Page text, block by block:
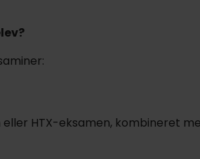
HTX-eksamen, kombineret